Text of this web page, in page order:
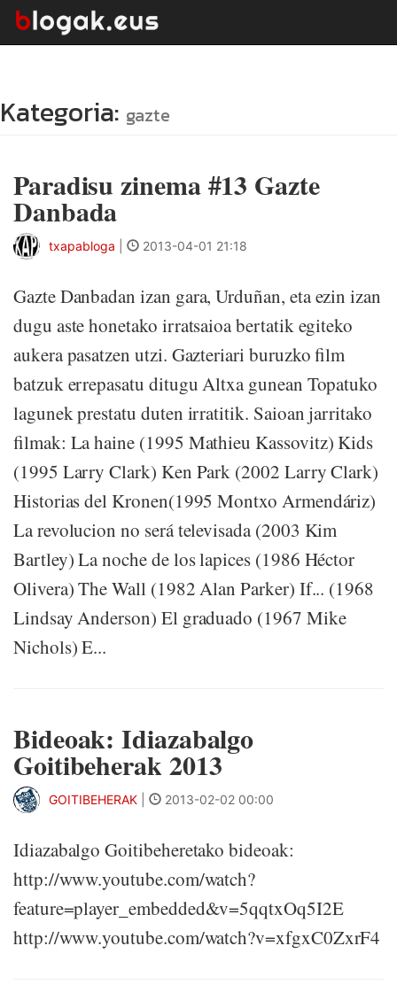
Kategoria: gazte
Paradisu zinema #13 Gazte
Danbada
txapabloga 2013-04-01 21:18
Gazte Danbadan izan gara, Urduñan, eta ezin izan
dugu aste honetako irratsaioa bertatik egiteko
aukera pasatzen utzi. Gazteriari buruzko film
batzuk errepasatu ditugu Altxa gunean Topatuko
lagunek prestatu duten irratitik. Saioan jarritako
filmak: La haine (1995 Mathieu Kassovitz) Kids
(1995 Larry Clark) Ken Park (2002 Larry Clark)
Historias del Kronen(1995 Montxo Armendáriz)
La revolucion no será televisada (2003 Kim
Bartley) La noche de los lapices (1986 Héctor
Olivera) The Wall (1982 Alan Parker) If... (1968
Lindsay Anderson) El graduado (1967 Mike
Nichols) E...
Bideoak: Idiazabalgo
Goitibeherak 2013
GOITIBEHERAK 2013-02-02 00:00
Idiazabalgo Goitibeheretako bideoak:
http://www.youtube.com/watch?
feature=player_embedded&v=5qqtxOq5I2E
http://www.youtube.com/watch?v=xfgxC0ZxrF4